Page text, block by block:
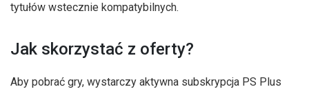
tytułów wstecznie kompatybilnych.
Jak skorzystać z oferty?
Aby pobrać gry, wystarczy aktywna subskrypcja PS Plus